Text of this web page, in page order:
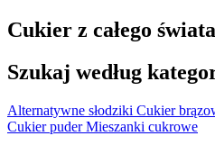
Cukier z całego świata
Szukaj według
Alternatywne słodziki Cukier
Cukier puder Mieszanki cukrowe